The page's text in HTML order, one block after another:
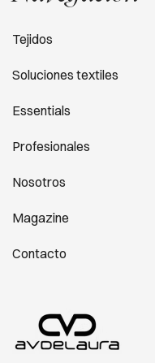
Tejidos
Soluciones textiles
Essentials
Profesionales
Nosotros
Magazine
Contacto